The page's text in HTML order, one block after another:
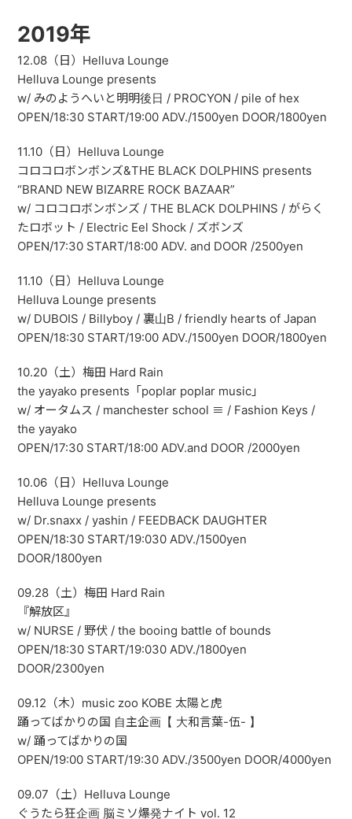
2019年
12.08（日）Helluva Lounge
Helluva Lounge presents
w/ みのようへいと明明後日 / PROCYON / pile of hex
OPEN/18:30 START/19:00 ADV./1500yen DOOR/1800yen
11.10（日）Helluva Lounge
コロコロボンボンズ&THE BLACK DOLPHINS presents
“BRAND NEW BIZARRE ROCK BAZAAR”
w/ コロコロボンボンズ / THE BLACK DOLPHINS / がらく
たロボット / Electric Eel Shock / ズボンズ
OPEN/17:30 START/18:00 ADV. and DOOR /2500yen
11.10（日）Helluva Lounge
Helluva Lounge presents
w/ DUBOIS / Billyboy / 裏山B / friendly hearts of Japan
OPEN/18:30 START/19:00 ADV./1500yen DOOR/1800yen
10.20（土）梅田 Hard Rain
the yayako presents「poplar poplar music」
w/ オータムス / manchester school ≡ / Fashion Keys /
the yayako
OPEN/17:30 START/18:00 ADV.and DOOR /2000yen
10.06（日）Helluva Lounge
Helluva Lounge presents
w/ Dr.snaxx / yashin / FEEDBACK DAUGHTER
OPEN/18:30 START/19:030 ADV./1500yen
DOOR/1800yen
09.28（土）梅田 Hard Rain
『解放区』
w/ NURSE / 野伏 / the booing battle of bounds
OPEN/18:30 START/19:030 ADV./1800yen
DOOR/2300yen
09.12（木）music zoo KOBE 太陽と虎
踊ってばかりの国 自主企画【 大和言葉-伍- 】
w/ 踊ってばかりの国
OPEN/19:00 START/19:30 ADV./3500yen DOOR/4000yen
09.07（土）Helluva Lounge
ぐうたら狂企画 脳ミソ爆発ナイト vol. 12